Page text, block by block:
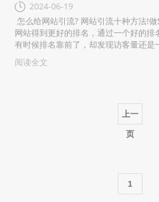
2024-06-19
怎么给网站引流? 网站引流十种方法!
网站得到更好的排名，通过一个好的排
有时候排名靠前了，却发现访客量还是
阅读全文
上一
页
1